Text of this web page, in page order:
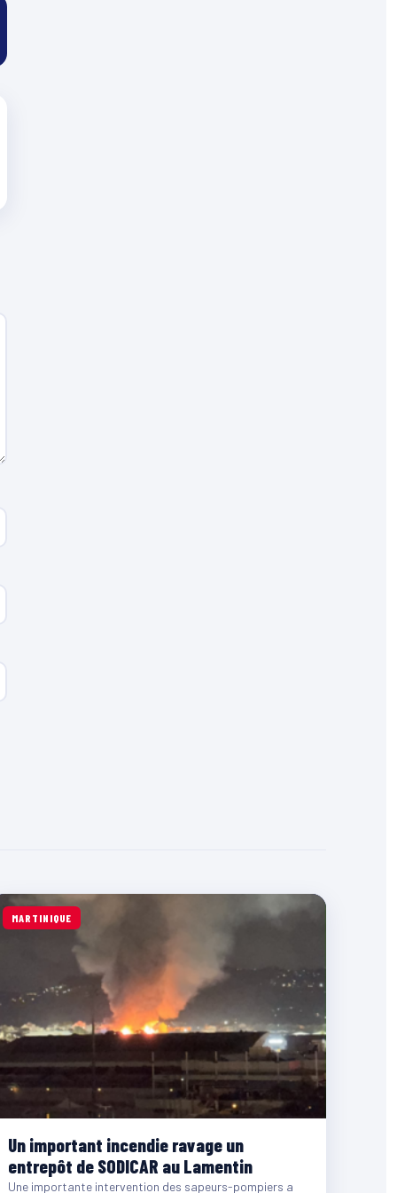
MARTINIQUE
Un important incendie ravage un
entrepôt de SODICAR au Lamentin
Une importante intervention des sapeurs-pompiers a